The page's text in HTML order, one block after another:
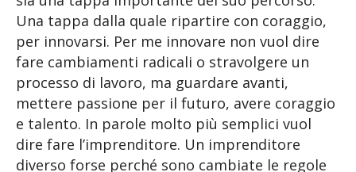
Una tappa dalla quale ripartire con coraggio,
per innovarsi. Per me innovare non vuol dire
fare cambiamenti radicali o stravolgere un
processo di lavoro, ma guardare avanti,
mettere passione per il futuro, avere coraggio
e talento. In parole molto più semplici vuol
dire fare l’imprenditore. Un imprenditore
diverso forse perché sono cambiate le regole